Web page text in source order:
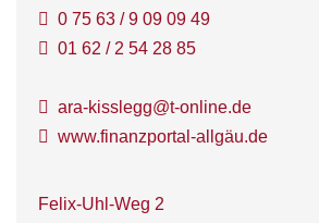
0 75 63 / 9 09 09 49
01 62 / 2 54 28 85
ara-kisslegg@t-online.de
www.finanzportal-allgäu.de
Felix-Uhl-Weg 2